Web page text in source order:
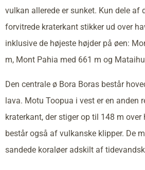
vulkan allerede er sunket. Kun dele af
forvitrede kraterkant stikker ud over
inklusive de højeste højder på øen:
m, Mont Pahia med 661 m og
Den centrale ø Bora Boras består
lava. Motu Toopua i vest er en anden
kraterkant, der stiger op til 148 m over
består også af vulkanske klipper. De
sandede koraløer adskilt af